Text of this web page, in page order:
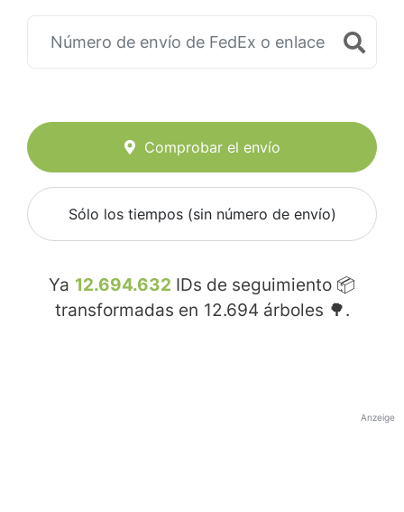
Comprobar el envío
Sólo los tiempos (sin número de envío)
Ya 12.694.632 IDs de seguimiento 📦
transformadas en 12.694 árboles 🌳.
Anzeige